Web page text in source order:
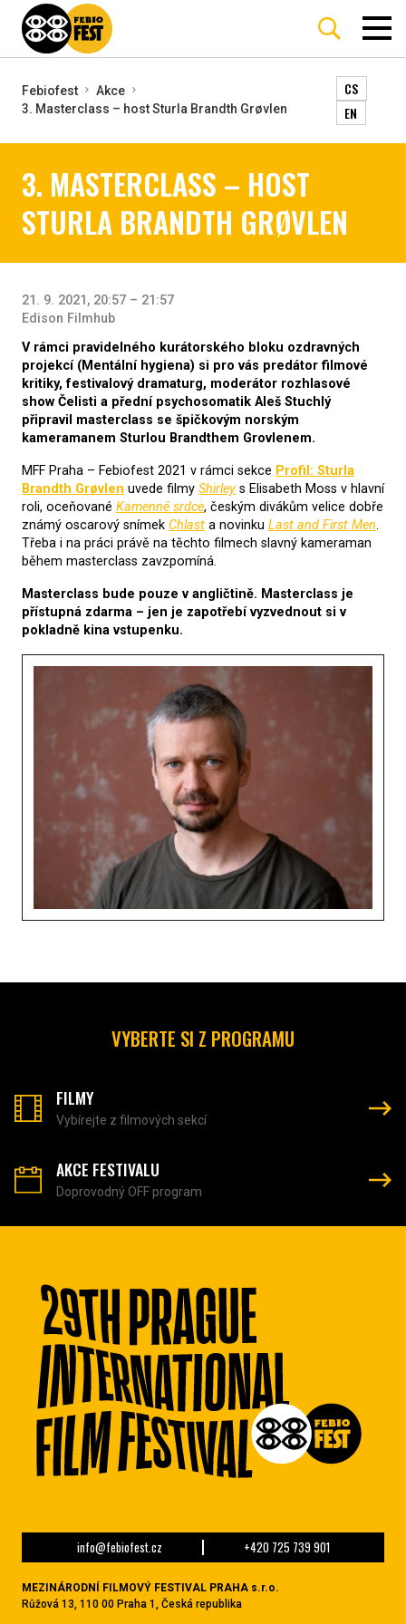
Febiofest
Akce
3. Masterclass – host Sturla Brandth Grøvlen
CS
EN
3. MASTERCLASS – HOST
STURLA BRANDTH GRØVLEN
21. 9. 2021, 20:57 – 21:57
Edison Filmhub
V rámci pravidelného kurátorského bloku ozdravných
projekcí (Mentální hygiena) si pro vás predátor filmové
kritiky, festivalový dramaturg, moderátor rozhlasové
show Čelisti a přední psychosomatik Aleš Stuchlý
připravil masterclass se špičkovým norským
kameramanem Sturlou Brandthem Grovlenem.
MFF Praha – Febiofest 2021 v rámci sekce Profil: Sturla
Brandth Grøvlen uvede filmy Shirley s Elisabeth Moss v hlavní
roli, oceňované Kamenné srdce, českým divákům velice dobře
známý oscarový snímek Chlast a novinku Last and First Men.
Třeba i na práci právě na těchto filmech slavný kameraman
během masterclass zavzpomíná.
Masterclass bude pouze v angličtině. Masterclass je
přístupná zdarma – jen je zapotřebí vyzvednout si v
pokladně kina vstupenku.
VYBERTE SI Z PROGRAMU
FILMY
Vybírejte z filmových sekcí
AKCE FESTIVALU
Doprovodný OFF program
info@febiofest.cz +420 725 739 901
MEZINÁRODNÍ FILMOVÝ FESTIVAL PRAHA s.r.o.
Růžová 13, 110 00 Praha 1, Česká republika